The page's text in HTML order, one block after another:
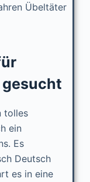
Übeltäter
tolles
ein
Es
Deutsch
es in eine